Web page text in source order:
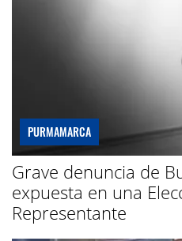
PURMAMARCA
Grave denuncia de
expuesta en una
Representante